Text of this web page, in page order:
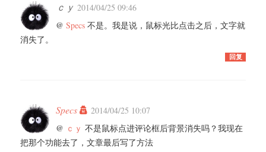
ｃｙ 2014/04/25 09:46
@ Specs 不是。我是说，鼠标光比点击之后，文字就
消失了。
回复
Specs
2014/04/25 10:07
@ ｃｙ 不是鼠标点进评论框后背景消失吗？我现在
把那个功能去了，文章最后写了方法